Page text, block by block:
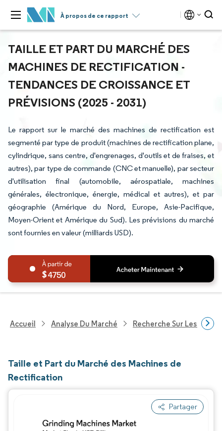
À propos de ce rapport
TAILLE ET PART DU MARCHÉ DES
MACHINES DE RECTIFICATION -
TENDANCES DE CROISSANCE ET
PRÉVISIONS (2025 - 2031)
Le rapport sur le marché des machines de rectification est
segmenté par type de produit (machines de rectification plane,
cylindrique, sans centre, d'engrenages, d'outils et de fraises, et
autres), par type de commande (CNC et manuelle), par secteur
d'utilisation final (automobile, aérospatiale, machines
générales, électronique, énergie, médical et autres), et par
géographie (Amérique du Nord, Europe, Asie-Pacifique,
Moyen-Orient et Amérique du Sud). Les prévisions du marché
sont fournies en valeur (milliards USD).
4750
Accueil Analyse Du Marché Recherche Sur Les
Taille et Part du Marché des Machines de
Rectification
Partager